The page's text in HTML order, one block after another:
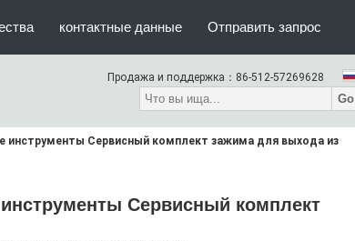
контактные данные Отправить запрос
Продажа и поддержка： 86-512-57269628
Go
инструменты Сервисный комплект зажима для выхода из
Сервисный комплект